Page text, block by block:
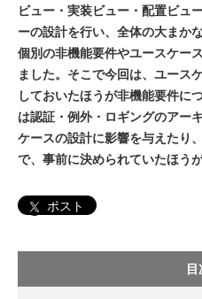
ビュー・実装ビュー・配置ビュ
ーの設計を行い、全体の大まか
個別の非機能要件やユースケー
ました。そこで今回は、ユース
しておいたほうが非機能要件に
は認証・例外・ロギングのアー
ケースの設計に影響を与えたり
で、事前に決められていたほう
ポスト
目